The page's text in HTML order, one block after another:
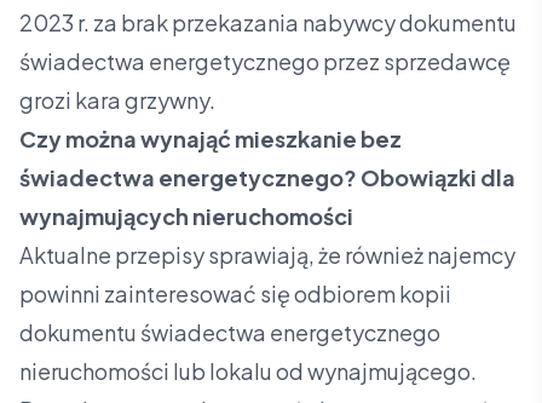
2023 r. za brak przekazania nabywcy dokumentu
świadectwa energetycznego przez sprzedawcę
grozi kara grzywny.
Czy można wynająć mieszkanie bez
świadectwa energetycznego? Obowiązki dla
wynajmujących nieruchomości
Aktualne przepisy sprawiają, że również najemcy
powinni zainteresować się odbiorem kopii
dokumentu świadectwa energetycznego
nieruchomości lub lokalu od wynajmującego.